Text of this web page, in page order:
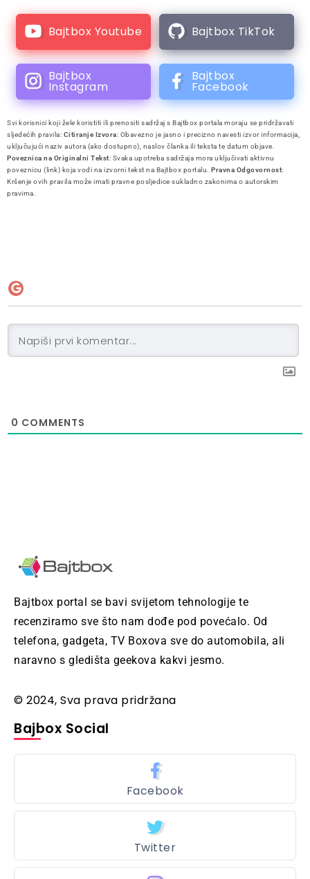
Bajtbox Youtube Bajtbox TikTok
Bajtbox
Instagram
Bajtbox
Facebook
Svi korisnici koji žele koristiti ili prenositi sadržaj s Bajtbox portala moraju se pridržavati
sljedećih pravila: Citiranje Izvora: Obavezno je jasno i precizno navesti izvor informacija,
uključujući naziv autora (ako dostupno), naslov članka ili teksta te datum objave.
Poveznica na Originalni Tekst: Svaka upotreba sadržaja mora uključivati aktivnu
poveznicu (link) koja vodi na izvorni tekst na Bajtbox portalu. Pravna Odgovornost:
Kršenje ovih pravila može imati pravne posljedice sukladno zakonima o autorskim
pravima.
0 COMMENTS
Bajtbox portal se bavi svijetom tehnologije te
recenziramo sve što nam dođe pod povećalo. Od
telefona, gadgeta, TV Boxova sve do automobila, ali
naravno s gledišta geekova kakvi jesmo.
© 2024, Sva prava pridržana
Bajbox Social
Facebook
Twitter